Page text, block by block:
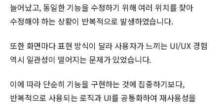
늘어났고, 동일한 기능을 수정하기 위해 여러 위치를 찾아
수정해야 하는 상황이 반복적으로 발생하였습니다.
또한 화면마다 표현 방식이 달라 사용자가 느끼는 UI/UX 경험
역시 일관성이 떨어지는 문제가 있었습니다.
이에 따라 단순히 기능을 구현하는 것에 집중하기보다,
반복적으로 사용되는 로직과 UI를 공통화하여 재사용성을